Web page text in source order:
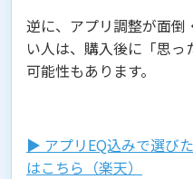
逆に、アプリ調整が面倒
い人は、購入後に「思
可能性もあります。
▶︎ アプリEQ込みで選び
はこちら（楽天）